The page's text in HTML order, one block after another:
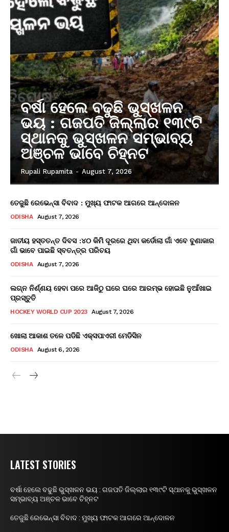
ବର୍ଷା ହେଲେ ବଢୁଛି ଭୁସ୍ଖଳନ
ଭୟ : ଗଜପତି ଜିଲ୍ଲାର ୧୩୯ଟି
ସ୍ଥାନକୁ ଭୁସ୍ଖଳନ ସମ୍ଭାବ୍ୟ
ଅଞ୍ଚଳ ଭାବେ ଚିହ୍ନଟ
Rupali Rupamita - August 7, 2026
ତେଜୁଛି ରେଭେନ୍ସା ବିବାଦ : ମୁଖ୍ୟ ଫାଟକ ଆଗରେ ଆନ୍ଦୋଳନ
ODISHA August 7, 2026
ଜାତୀୟ ହସ୍ତତନ୍ତ ଦିବସ :୪୦ କିମି ଦୂରରେ ଥିବା କର୍ଡୋଲା ଗାଁ ଏବେ ବୁଣାକାର
ଗାଁ ଭାବେ ପାଇଛି ସ୍ବତନ୍ତ୍ର ପରିଚୟ
ODISHA August 7, 2026
ଲଗ୍ନ ନିର୍ଣ୍ଣୟ ହେବା ପରେ ଆଜିଠୁ ଘରେ ଘରେ ଆରମ୍ଭ ହୋଇଛି ନୁଆଁଖାଇ
ପ୍ରସ୍ତୁତି
HOCKEY WORLD CUP 2023 August 7, 2026
ଖୋଲା ଆକାଶ ତଳେ ପଡିଛି ଏକ୍ସପାଏରୀ ମେଡିସିନ
ODISHA August 6, 2026
LATEST STORIES
ବର୍ଷା ହେଲେ ବଢୁଛି ଭୁସ୍ଖଳନ ଭୟ : ଗଜପତି ଜିଲ୍ଲାର ୧୩୯ଟି ସ୍ଥାନକୁ ଭୁସ୍ଖଳନ
ସମ୍ଭାବ୍ୟ ଅଞ୍ଚଳ ଭାବେ ଚିହ୍ନଟ
ତେଜୁଛି ରେଭେନ୍ସା ବିବାଦ : ମୁଖ୍ୟ ଫାଟକ ଆଗରେ ଆନ୍ଦୋଳନ